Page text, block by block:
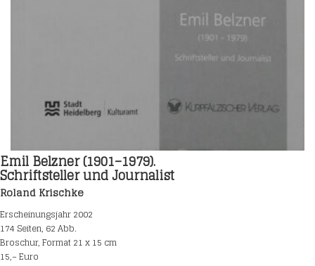
Emil Belzner (1901–1979).
Schriftsteller und Journalist
Roland Krischke
Erscheinungsjahr 2002
174 Seiten, 62 Abb.
Broschur, Format 21 x 15 cm
15,– Euro